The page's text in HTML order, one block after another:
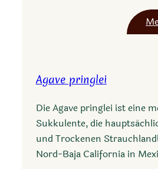
Agave pringlei
Die Agave pringlei ist eine
Sukkulente, die
und Trockenen
Nord-Baja California in